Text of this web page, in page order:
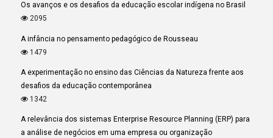
Os avanços e os desafios da educação escolar indígena no Brasil
2095
A infância no pensamento pedagógico de Rousseau
1479
A experimentação no ensino das Ciências da Natureza frente aos
desafios da educação contemporânea
1342
A relevância dos sistemas Enterprise Resource Planning (ERP) para
a análise de negócios em uma empresa ou organização